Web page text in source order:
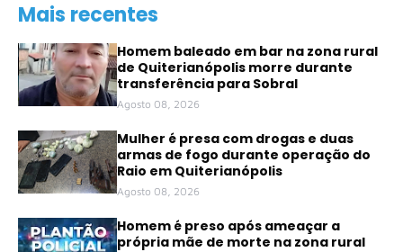
Mais recentes
Homem baleado em bar na zona rural
de Quiterianópolis morre durante
transferência para Sobral
Agosto 08, 2026
Mulher é presa com drogas e duas
armas de fogo durante operação do
Raio em Quiterianópolis
Agosto 08, 2026
Homem é preso após ameaçar a
própria mãe de morte na zona rural